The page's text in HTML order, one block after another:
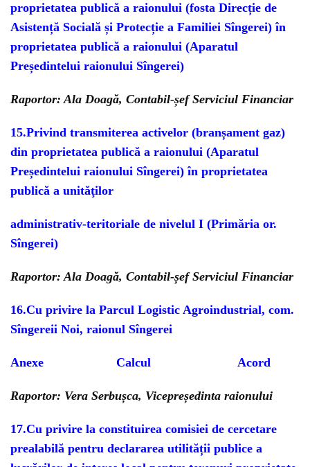
proprietatea publică a raionului (fosta Direcție de
Asistență Socială și Protecție a Familiei Sîngerei)în
proprietatea publică a raionului (Aparatul
Președintelui raionului Sîngerei)
Raportor: Ala Doagă, Contabil-șef Serviciul Financiar
15.Privind transmiterea activelor (branșament gaz)
din proprietatea publică a raionului (Aparatul
Președintelui raionului Sîngerei) în proprietatea
publică a unităţilor
administrativ-teritoriale de nivelul I (Primăria or.
Sîngerei)
Raportor: Ala Doagă, Contabil-șef Serviciul Financiar
16.Cu privire la Parcul Logistic Agroindustrial, com.
Sîngereii Noi, raionul Sîngerei
Anexe Calcul Acord
Raportor: Vera Serbușca, Vicepreședinta raionului
17.Cu privire la constituirea comisiei de cercetare
prealabilă pentru declararea utilității publice a